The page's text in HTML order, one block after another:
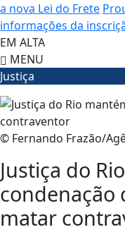
a nova Lei do Frete
informações da
EM ALTA
MENU
Justiça
© Fernando Frazão/
Justiça do
condenação
matar